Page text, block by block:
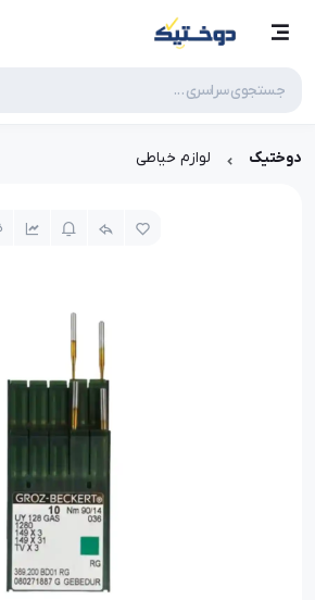
دوختیک لوازم خیاطی